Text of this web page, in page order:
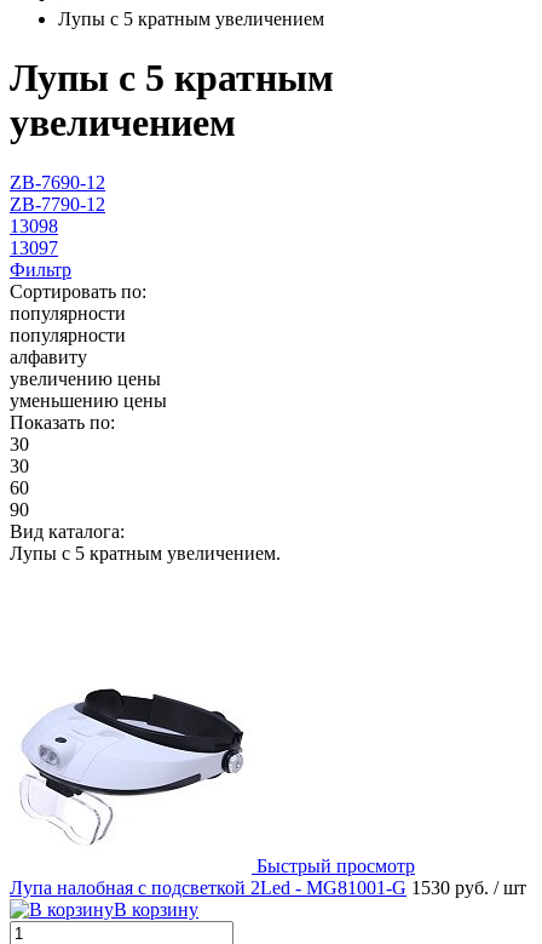
Лупы с 5 кратным увеличением
Лупы с 5 кратным
увеличением
ZB-7690-12
ZB-7790-12
13098
13097
Фильтр
Сортировать по:
популярности
популярности
алфавиту
увеличению цены
уменьшению цены
Показать по:
30
30
60
90
Вид каталога:
Лупы с 5 кратным увеличением.
Быстрый просмотр
Лупа налобная с подсветкой 2Led - MG81001-G 1530 руб. / шт
В корзину